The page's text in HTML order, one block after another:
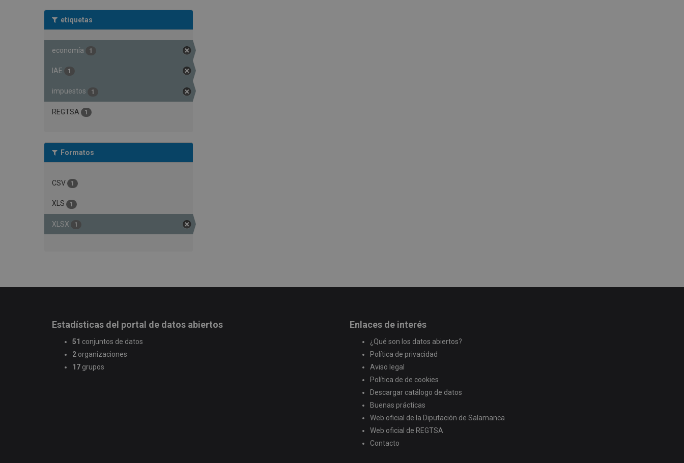
etiquetas
economía 1
IAE 1
impuestos 1
REGTSA 1
Formatos
CSV 1
XLS 1
XLSX 1
Estadísticas del portal de datos abiertos
51 conjuntos de datos
2 organizaciones
17 grupos
Enlaces de interés
¿Qué son los datos abiertos?
Política de privacidad
Aviso legal
Política de de cookies
Descargar catálogo de datos
Buenas prácticas
Web oficial de la Diputación de Salamanca
Web oficial de REGTSA
Contacto